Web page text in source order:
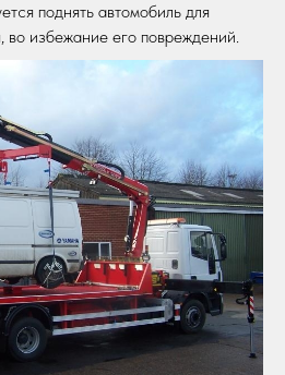
поднять автомобиль для
во избежание его повреждений.